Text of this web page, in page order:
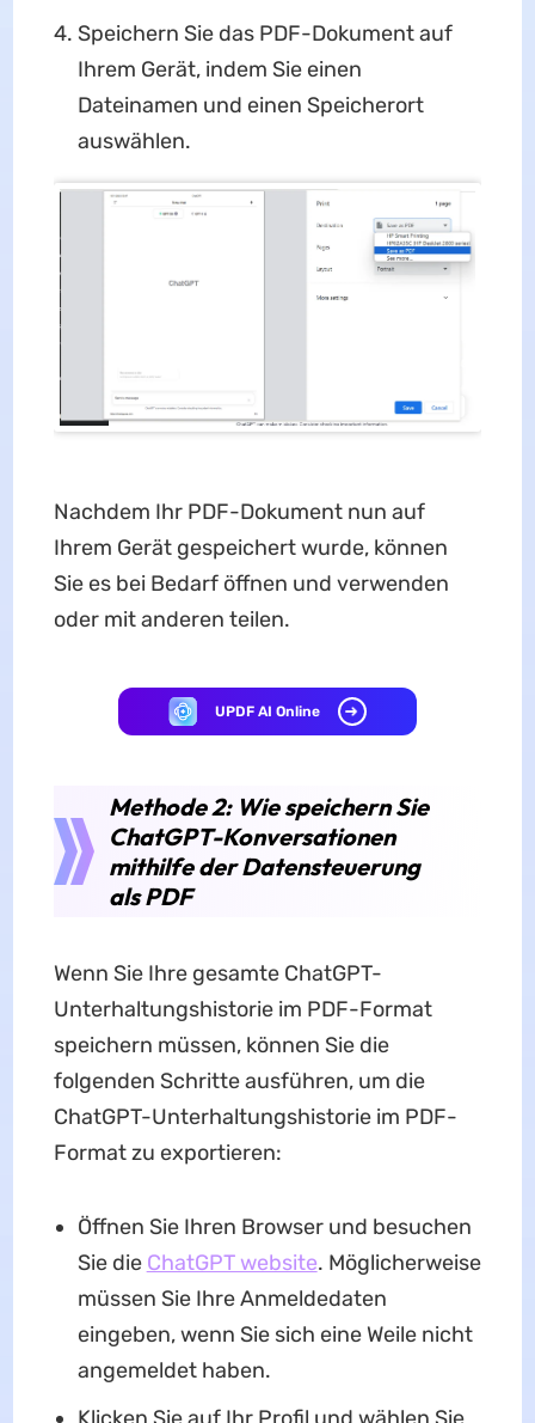
Speichern Sie das PDF-Dokument auf
Ihrem Gerät, indem Sie einen
Dateinamen und einen Speicherort
auswählen.
Nachdem Ihr PDF-Dokument nun auf
Ihrem Gerät gespeichert wurde, können
Sie es bei Bedarf öffnen und verwenden
oder mit anderen teilen.
UPDF AI Online
Methode 2: Wie speichern Sie
ChatGPT-Konversationen
mithilfe der Datensteuerung
als PDF
Wenn Sie Ihre gesamte ChatGPT-
Unterhaltungshistorie im PDF-Format
speichern müssen, können Sie die
folgenden Schritte ausführen, um die
ChatGPT-Unterhaltungshistorie im PDF-
Format zu exportieren:
Öffnen Sie Ihren Browser und besuchen
Sie die ChatGPT website. Möglicherweise
müssen Sie Ihre Anmeldedaten
eingeben, wenn Sie sich eine Weile nicht
angemeldet haben.